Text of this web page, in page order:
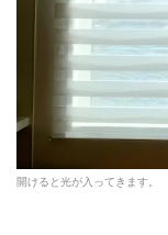
開けると光が入ってきます。